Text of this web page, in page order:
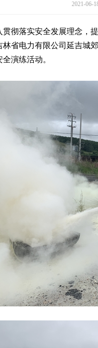
2021-
落实安全发展理念，提
林省电力有限公司延吉城
演练活动。